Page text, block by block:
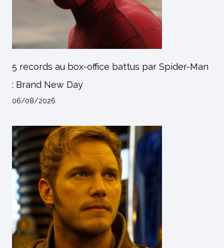
5 records au box-office battus par Spider-Man
: Brand New Day
06/08/2026